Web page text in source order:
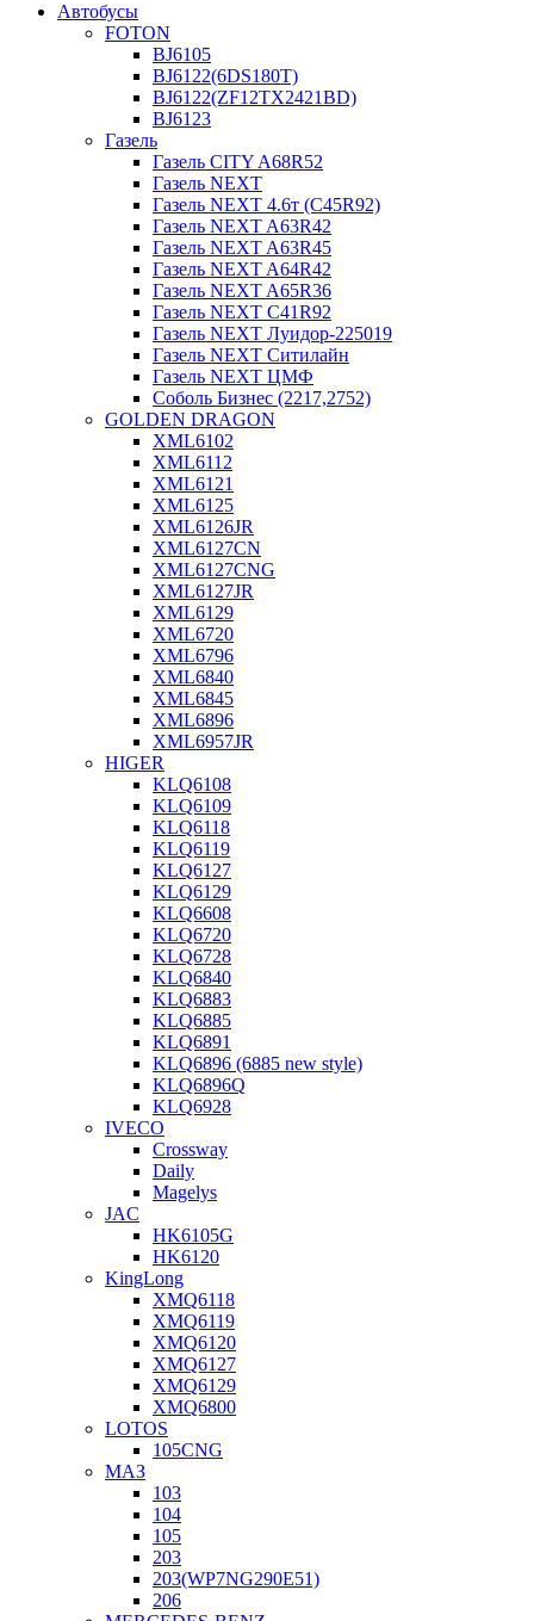
Автобусы
FOTON
BJ6105
BJ6122(6DS180T)
BJ6122(ZF12TX2421BD)
BJ6123
Газель
Газель CITY A68R52
Газель NEXT
Газель NEXT 4.6т (C45R92)
Газель NEXT A63R42
Газель NEXT A63R45
Газель NEXT A64R42
Газель NEXT A65R36
Газель NEXT C41R92
Газель NEXT Луидор-225019
Газель NEXT Ситилайн
Газель NEXT ЦМФ
Соболь Бизнес (2217,2752)
GOLDEN DRAGON
XML6102
XML6112
XML6121
XML6125
XML6126JR
XML6127CN
XML6127CNG
XML6127JR
XML6129
XML6720
XML6796
XML6840
XML6845
XML6896
XML6957JR
HIGER
KLQ6108
KLQ6109
KLQ6118
KLQ6119
KLQ6127
KLQ6129
KLQ6608
KLQ6720
KLQ6728
KLQ6840
KLQ6883
KLQ6885
KLQ6891
KLQ6896 (6885 new style)
KLQ6896Q
KLQ6928
IVECO
Crossway
Daily
Magelys
JAC
HK6105G
HK6120
KingLong
XMQ6118
XMQ6119
XMQ6120
XMQ6127
XMQ6129
XMQ6800
LOTOS
105CNG
МАЗ
103
104
105
203
203(WP7NG290E51)
206